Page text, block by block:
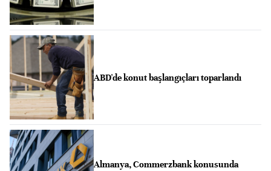
ABD'de konut başlangıçları toparlandı
Almanya, Commerzbank konusunda